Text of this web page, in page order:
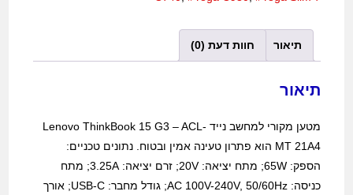
תיאור חוות דעת (0)
תיאור
מטען מקורי למחשב נייד Lenovo ThinkBook 15 G3 – ACL-
MT 21A4 הוא פתרון טעינה אמין ובטוח. נתונים טכניים:
הספק: 65W; מתח יציאה: 20V; זרם יציאה: 3.25A; מתח
כניסה: AC 100V-240V, 50/60Hz; גודל מחבר: USB-C; אורך